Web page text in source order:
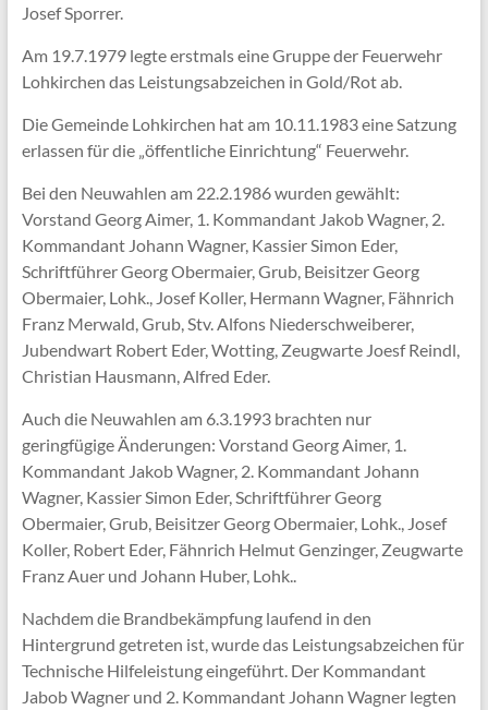
Josef Sporrer.
Am 19.7.1979 legte erstmals eine Gruppe der Feuerwehr
Lohkirchen das Leistungsabzeichen in Gold/Rot ab.
Die Gemeinde Lohkirchen hat am 10.11.1983 eine Satzung
erlassen für die „öffentliche Einrichtung“ Feuerwehr.
Bei den Neuwahlen am 22.2.1986 wurden gewählt:
Vorstand Georg Aimer, 1. Kommandant Jakob Wagner, 2.
Kommandant Johann Wagner, Kassier Simon Eder,
Schriftführer Georg Obermaier, Grub, Beisitzer Georg
Obermaier, Lohk., Josef Koller, Hermann Wagner, Fähnrich
Franz Merwald, Grub, Stv. Alfons Niederschweiberer,
Jubendwart Robert Eder, Wotting, Zeugwarte Joesf Reindl,
Christian Hausmann, Alfred Eder.
Auch die Neuwahlen am 6.3.1993 brachten nur
geringfügige Änderungen: Vorstand Georg Aimer, 1.
Kommandant Jakob Wagner, 2. Kommandant Johann
Wagner, Kassier Simon Eder, Schriftführer Georg
Obermaier, Grub, Beisitzer Georg Obermaier, Lohk., Josef
Koller, Robert Eder, Fähnrich Helmut Genzinger, Zeugwarte
Franz Auer und Johann Huber, Lohk..
Nachdem die Brandbekämpfung laufend in den
Hintergrund getreten ist, wurde das Leistungsabzeichen für
Technische Hilfeleistung eingeführt. Der Kommandant
Jabob Wagner und 2. Kommandant Johann Wagner legten